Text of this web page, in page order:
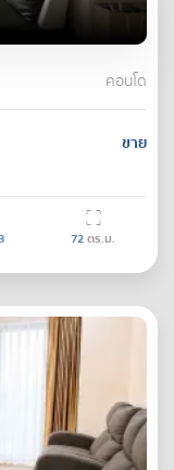
คอนโด
ขาย
72ตร.ม.